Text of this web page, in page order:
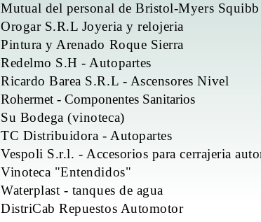
Mutual del personal de Bristol-Myers Squibb
Orogar S.R.L Joyeria y relojeria
Pintura y Arenado Roque Sierra
Redelmo S.H - Autopartes
Ricardo Barea S.R.L - Ascensores Nivel
Rohermet - Componentes Sanitarios
Su Bodega (vinoteca)
TC Distribuidora - Autopartes
Vespoli S.r.l. - Accesorios para cerrajeria
Vinoteca "Entendidos"
Waterplast - tanques de agua
DistriCab Repuestos Automotor